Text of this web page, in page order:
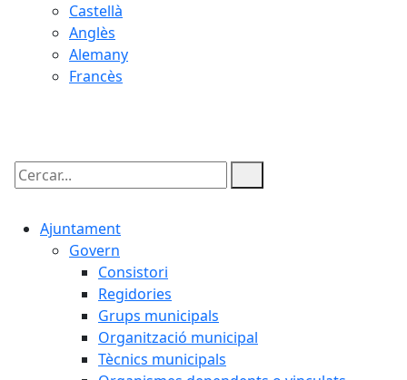
Castellà
Anglès
Alemany
Francès
Cercar:
Ajuntament
Govern
Consistori
Regidories
Grups municipals
Organització municipal
Tècnics municipals